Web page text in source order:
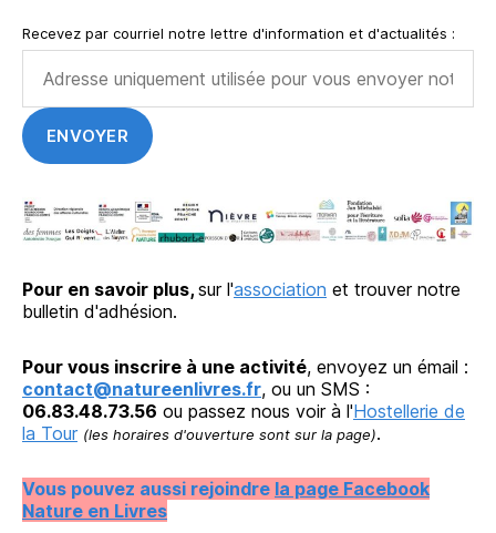
Recevez par courriel notre lettre d'information et d'actualités :
Pour en savoir plus, sur l'association et trouver notre
bulletin d'adhésion.
Pour vous inscrire à une activité, envoyez un émail :
contact@natureenlivres.fr, ou un SMS :
06.83.48.73.56 ou passez nous voir à l'Hostellerie de
la Tour (les horaires d'ouverture sont sur la page).
Vous pouvez aussi rejoindre la page Facebook
Nature en Livres